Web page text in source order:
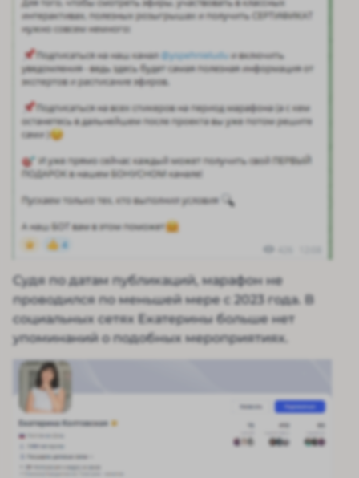
Судя по датам публикаций, марафон не
проводился по меньшей мере с 2023 года. В
социальных сетях Екатерины больше нет
упоминаний о подобных мероприятиях.